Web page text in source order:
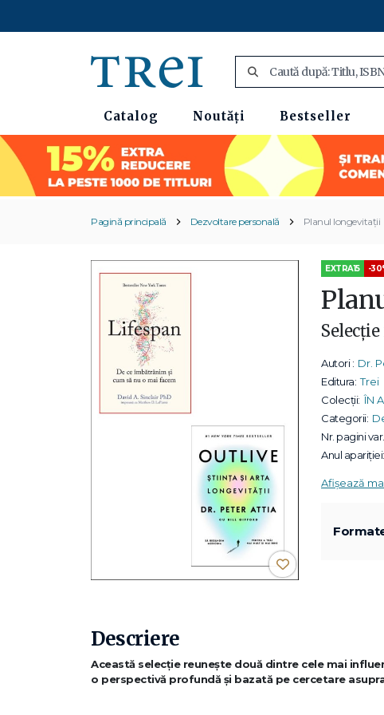
Catalog Noutăți Bestseller
Pagină principală Dezvoltare personală Planul longevitații
EXTRA15 -
Autori : Dr.
Editura: Trei
Colecții: ÎN
Categorii:
Nr. pagini
Anul apariției:
Afișează
Descriere
Această selecție reunește două dintre cele mai
o perspectivă profundă și bazată pe cercetare